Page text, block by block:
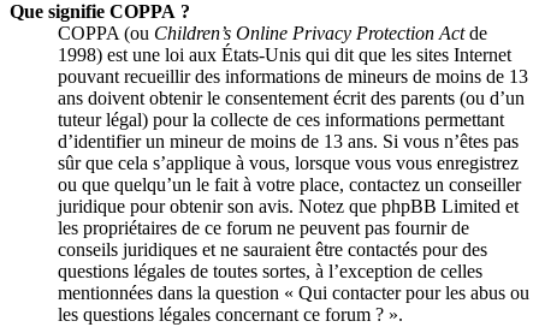
Que signifie COPPA ?
COPPA (ou Children’s Online Privacy Protection Actde
1998) est une loi aux États-Unis qui dit que les sites Internet
pouvant recueillir des informations de mineurs de moins de 13
ans doivent obtenir le consentement écrit des parents (ou d’un
tuteur légal) pour la collecte de ces informations permettant
d’identifier un mineur de moins de 13 ans. Si vous n’êtes pas
sûr que cela s’applique à vous, lorsque vous vous enregistrez
ou que quelqu’un le fait à votre place, contactez un conseiller
juridique pour obtenir son avis. Notez que phpBB Limited et
les propriétaires de ce forum ne peuvent pas fournir de
conseils juridiques et ne sauraient être contactés pour des
questions légales de toutes sortes, à l’exception de celles
mentionnées dans la question « Qui contacter pour les abus ou
les questions légales concernant ce forum ? ».